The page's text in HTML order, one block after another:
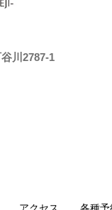
川2787-1